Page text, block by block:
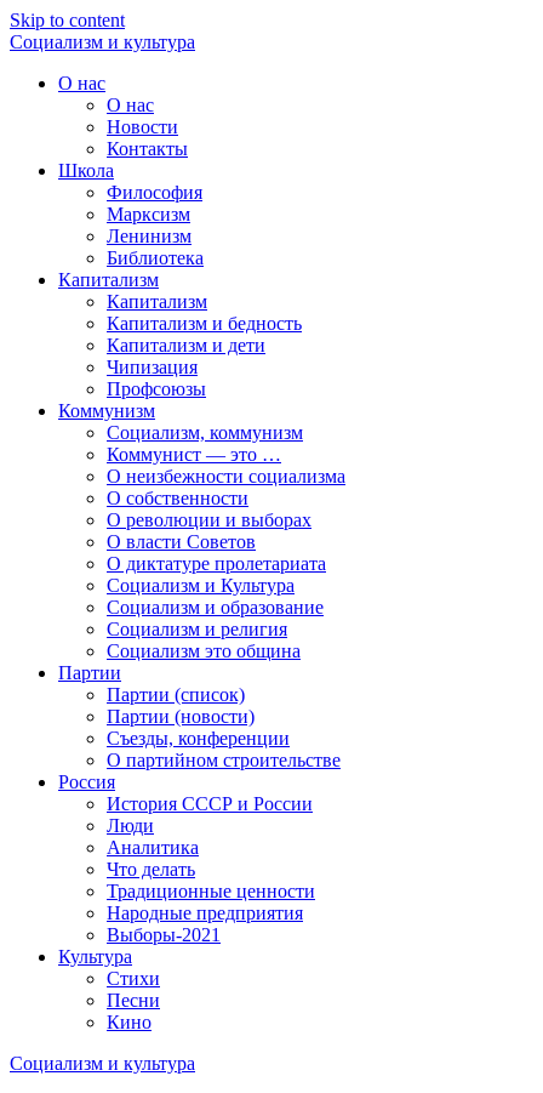
Skip to content
Социализм и культура
О нас
О нас
Новости
Контакты
Школа
Философия
Марксизм
Ленинизм
Библиотека
Капитализм
Капитализм
Капитализм и бедность
Капитализм и дети
Чипизация
Профсоюзы
Коммунизм
Социализм, коммунизм
Коммунист — это …
О неизбежности социализма
О собственности
О революции и выборах
О власти Советов
О диктатуре пролетариата
Социализм и Культура
Социализм и образование
Социализм и религия
Социализм это община
Партии
Партии (список)
Партии (новости)
Съезды, конференции
О партийном строительстве
Россия
История СССР и России
Люди
Аналитика
Что делать
Традиционные ценности
Народные предприятия
Выборы-2021
Культура
Стихи
Песни
Кино
Социализм и культура